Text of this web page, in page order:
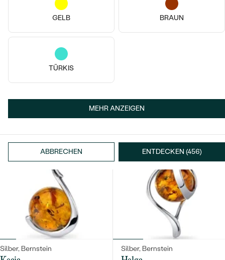
GELB BRAUN
TÜRKIS
MEHR ANZEIGEN
ABBRECHEN ENTDECKEN (456)
Silber, Bernstein Silber, Bernstein